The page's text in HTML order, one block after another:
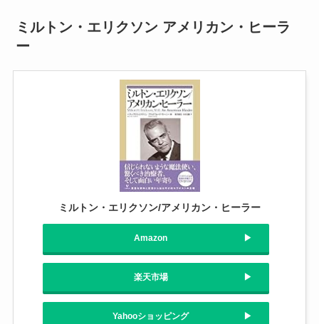
ミルトン・エリクソン アメリカン・ヒーラ
ー
ミルトン・エリクソン/アメリカン・ヒーラー
Amazon
楽天市場
Yahooショッピング